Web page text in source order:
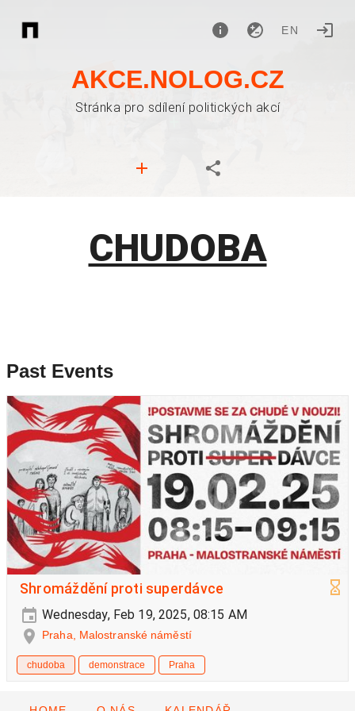
EN
AKCE.NOLOG.CZ
Stránka pro sdílení politických akcí
CHUDOBA
Past Events
Shromáždění proti superdávce
Wednesday, Feb 19, 2025, 08:15 AM
Praha, Malostranské náměstí
chudoba demonstrace Praha